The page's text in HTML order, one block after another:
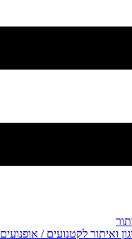
ואיתור לקטנועים / אופנועים